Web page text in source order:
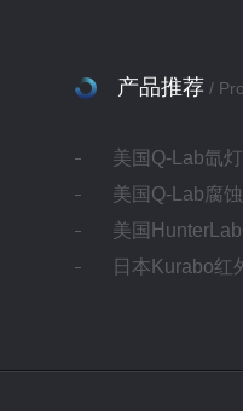
产品推荐 /
美国Q-Lab氙
美国Q-Lab腐
美国
日本Kurabo红